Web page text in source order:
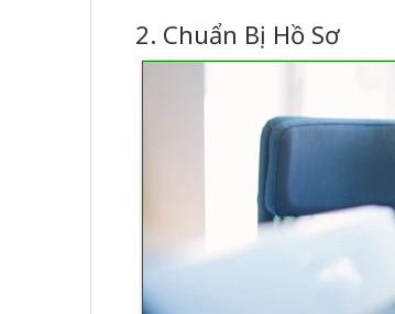
2. Chuẩn Bị Hồ Sơ